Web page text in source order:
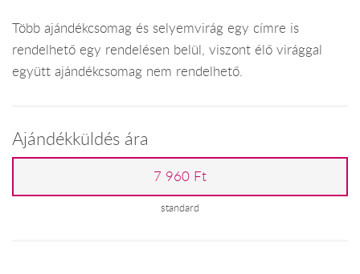
Több ajándékcsomag és selyemvirág egy címre is
rendelhető egy rendelésen belül, viszont élő virággal
együtt ajándékcsomag nem rendelhető.
Ajándékküldés ára
7 960 Ft
standard